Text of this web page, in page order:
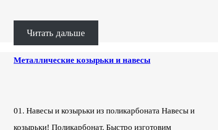
Читать дальше
Металлические козырьки и навесы
01. Навесы и козырьки из поликарбоната Навесы и
козырьки! Поликарбонат. Быстро изготовим